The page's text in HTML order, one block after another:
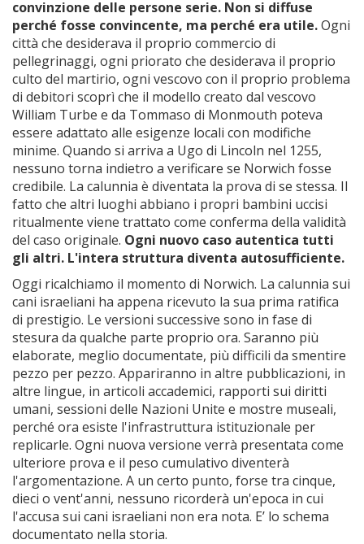
convinzione delle persone serie. Non si diffuse
perché fosse convincente, ma perché era utile.Ogni
città che desiderava il proprio commercio di
pellegrinaggi, ogni priorato che desiderava il proprio
culto del martirio, ogni vescovo con il proprio problema
di debitori scoprì che il modello creato dal vescovo
William Turbe e da Tommaso di Monmouth poteva
essere adattato alle esigenze locali con modifiche
minime. Quando si arriva a Ugo di Lincoln nel 1255,
nessuno torna indietro a verificare se Norwich fosse
credibile. La calunnia è diventata la prova di se stessa. Il
fatto che altri luoghi abbiano i propri bambini uccisi
ritualmente viene trattato come conferma della validità
del caso originale. Ogni nuovo caso autentica tutti
gli altri. L'intera struttura diventa autosufficiente.
Oggi ricalchiamo il momento di Norwich. La calunnia sui
cani israeliani ha appena ricevuto la sua prima ratifica
di prestigio. Le versioni successive sono in fase di
stesura da qualche parte proprio ora. Saranno più
elaborate, meglio documentate, più difficili da smentire
pezzo per pezzo. Appariranno in altre pubblicazioni, in
altre lingue, in articoli accademici, rapporti sui diritti
umani, sessioni delle Nazioni Unite e mostre museali,
perché ora esiste l'infrastruttura istituzionale per
replicarle. Ogni nuova versione verrà presentata come
ulteriore prova e il peso cumulativo diventerà
l'argomentazione. A un certo punto, forse tra cinque,
dieci o vent'anni, nessuno ricorderà un'epoca in cui
l'accusa sui cani israeliani non era nota. E’ lo schema
documentato nella storia.